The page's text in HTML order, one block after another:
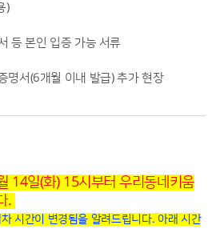
)
등 본인 입증 가능 서류
명서(6개월 이내 발급) 추가 현장
14일(화) 15시부터 우리동네키움
.
시간이 변경됨을 알려드립니다. 아래 시간